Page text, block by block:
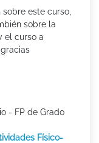
este curso,
sobre la
el curso a
- FP de Grado
Físico-